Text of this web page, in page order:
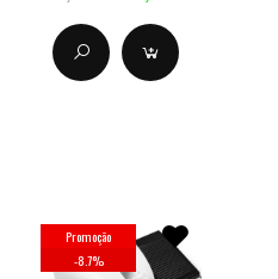
Promoção
-8.7%